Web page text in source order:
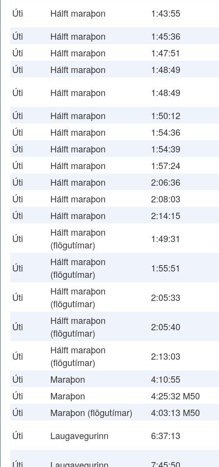
Úti Hálft maraþon
1:43:55
Úti
Hálft maraþon
1:45:36
Úti
Hálft maraþon
1:47:51
Úti
Hálft maraþon
1:48:49
Úti
Hálft maraþon
1:48:49
Úti
Hálft maraþon
1:50:12
Úti
Hálft maraþon
1:54:36
Úti
Hálft maraþon
1:54:39
Úti
Hálft maraþon
1:57:24
Úti
Hálft maraþon
2:06:36
Úti
Hálft maraþon
2:08:03
Úti
Hálft maraþon
2:14:15
Úti
Hálft maraþon
(flögutímar)
1:49:31
Úti
Hálft maraþon
(flögutímar)
1:55:51
Úti
Hálft maraþon
(flögutímar)
2:05:33
Úti
Hálft maraþon
(flögutímar)
2:05:40
Úti
Hálft maraþon
(flögutímar)
2:13:03
Úti
Maraþon
4:10:55
Úti
Maraþon
4:25:32 M50
Úti
Maraþon (flögutímar)
4:03:13 M50
Úti
Laugavegurinn 6:37:13